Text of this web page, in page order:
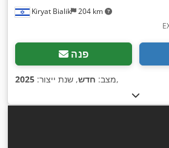
Kiryat Bialik 204 km
פנה
מצב: חדש, שנת ייצור: 2025 ,